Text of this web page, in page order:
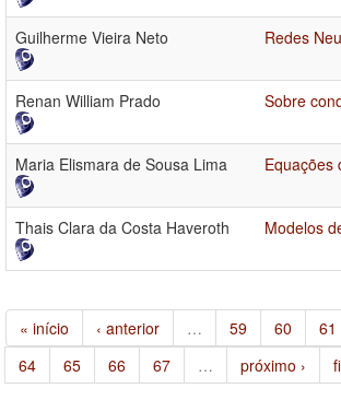
Guilherme Vieira Neto Redes
Renan William Prado Sobre
Maria Elismara de Sousa Lima Equações
Thais Clara da Costa Haveroth Modelos
« início ‹ anterior … 59 60 61
64
65 66 67 … próximo ›